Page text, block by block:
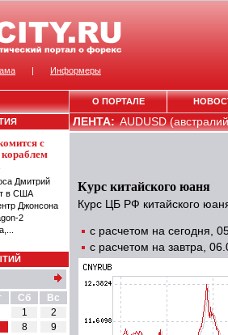
с
Дмитрий
в США
Джонсона
2
Сб
Вс
1
2
8
9
ЛЕНТА:AUDUSD
Курс китайского юаня
Курс ЦБ РФ китайского
с расчетом на сегодня,
с расчетом на завтра,
| Информеры
О ПОРТАЛЕ